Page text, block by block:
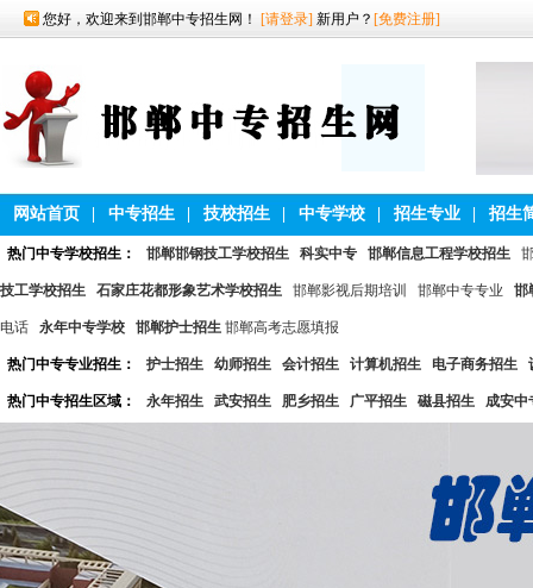
您好，欢迎来到邯郸中专招生网！ [请登录] 新用户？ [免费注册]
网站首页 中专招生 技校招生 中专学校 招生专业 招生
热门中专学校招生： 邯郸邯钢技工学校招生 科实中专 邯郸信息工程学校招生
技工学校招生 石家庄花都形象艺术学校招生 邯郸影视后期培训 邯郸中专专业 邯
电话 永年中专学校 邯郸护士招生 邯郸高考志愿填报
热门中专专业招生： 护士招生 幼师招生 会计招生 计算机招生 电子商务招生
热门中专招生区域： 永年招生 武安招生 肥乡招生 广平招生 磁县招生 成安中